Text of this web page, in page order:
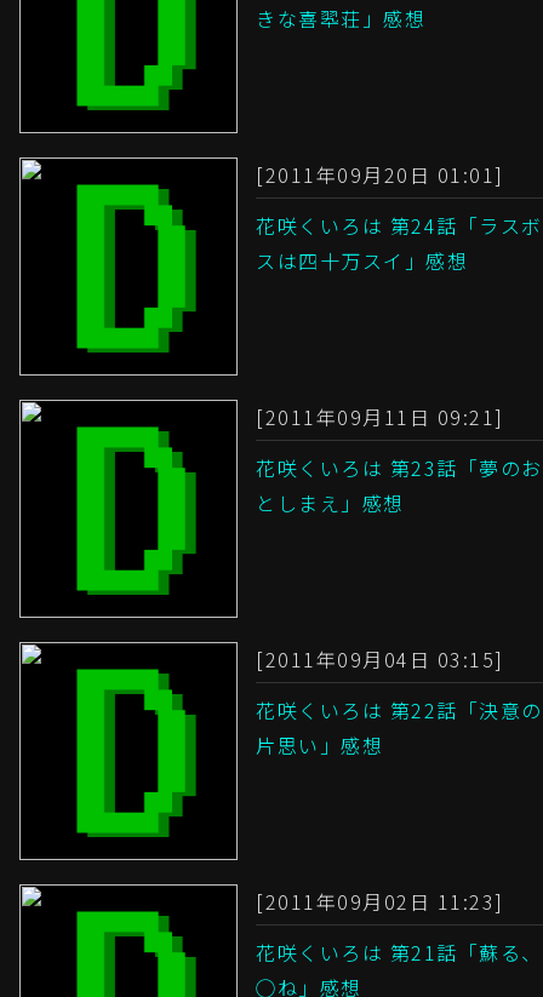
きな喜翆荘」感想
[2011年09月20日 01:01]
花咲くいろは 第24話「ラスボ
スは四十万スイ」感想
[2011年09月11日 09:21]
花咲くいろは 第23話「夢のお
としまえ」感想
[2011年09月04日 03:15]
花咲くいろは 第22話「決意の
片思い」感想
[2011年09月02日 11:23]
花咲くいろは 第21話「蘇る、
◯ね」感想